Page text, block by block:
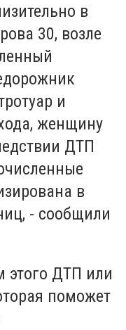
в
30, возле
и
женщину
ДТП
в
- сообщили
этого ДТП или
поможет